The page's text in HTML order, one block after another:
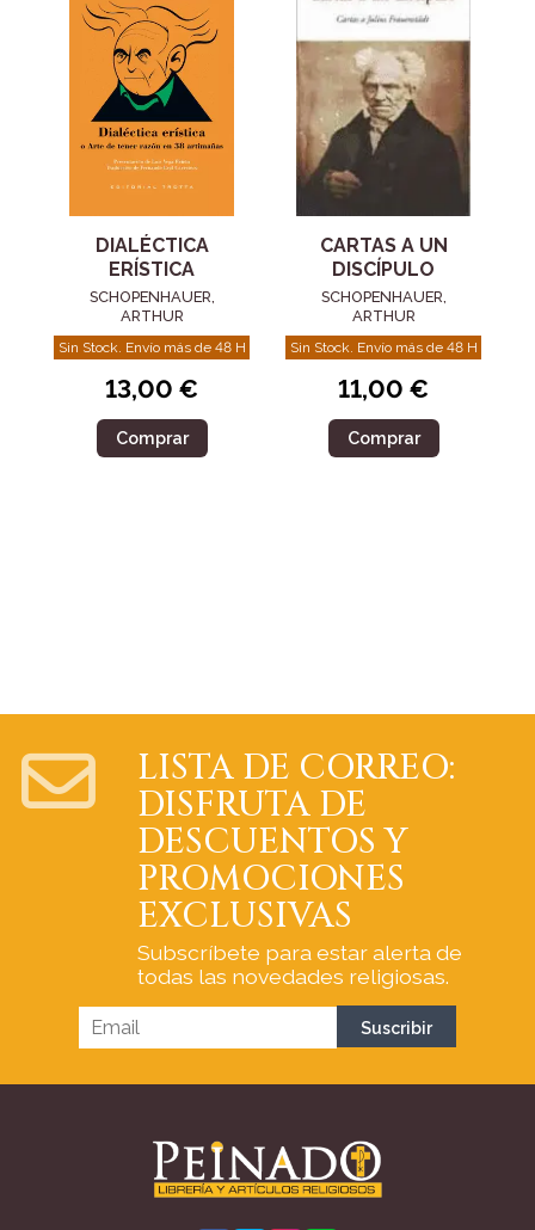
DIALÉCTICA
ERÍSTICA
SCHOPENHAUER,
ARTHUR
Sin Stock. Envío más de 48 H
13,00 €
Comprar
CARTAS A UN
DISCÍPULO
SCHOPENHAUER,
ARTHUR
Sin Stock. Envío más de 48 H
11,00 €
Comprar
LISTA DE CORREO:
DISFRUTA DE
DESCUENTOS Y
PROMOCIONES
EXCLUSIVAS
Subscríbete para estar alerta de
todas las novedades religiosas.